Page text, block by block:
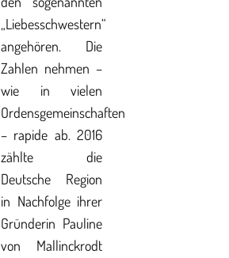
„Liebesschwestern“
angehören. Die
Zahlen nehmen –
wie in vielen
Ordensgemeinschaften
– rapide ab. 2016
zählte die
Deutsche Region
in Nachfolge ihrer
Gründerin Pauline
von Mallinckrodt